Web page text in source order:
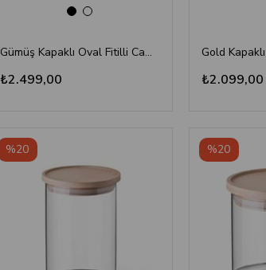
Gümüş Kapaklı Oval Fitilli Cam Kavanoz 19x13x16 cm - Dekoratif Metal Kulplu
₺2.499,00 ₺2.099,00
%20 %20